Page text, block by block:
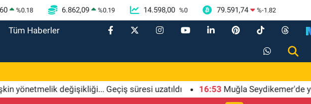
%0.18 6.862,09 %0.19 14.598,00 %0 79.591,74 %-1.82
Tüm Haberler
değişikliği... Geçiş süresi uzatıldı 16:53 Muğla Seydikemer'de